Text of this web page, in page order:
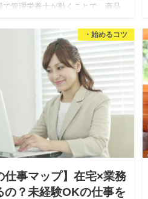
で管理栄養士が動くことで、商品
・始めるコツ
仕事マップ】在宅×業務
の？未経験OKの仕事を